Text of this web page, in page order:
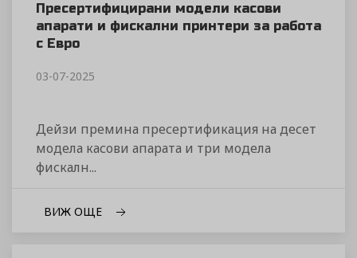
Пресертифицирани модели касови
апарати и фискални принтери за работа
с Евро
03-07-2025
Дейзи премина пресертификация на десет
модела касови апарата и три модела
фискалн...
ВИЖ ОЩЕ